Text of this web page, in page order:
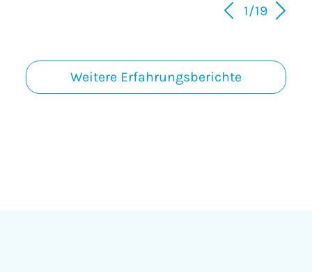
1/19
Weitere Erfahrungsberichte